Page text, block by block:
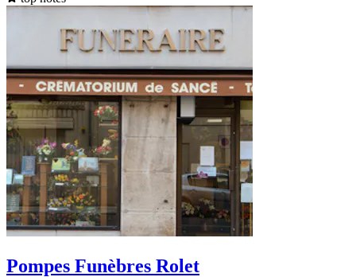
Pompes Funèbres Rolet